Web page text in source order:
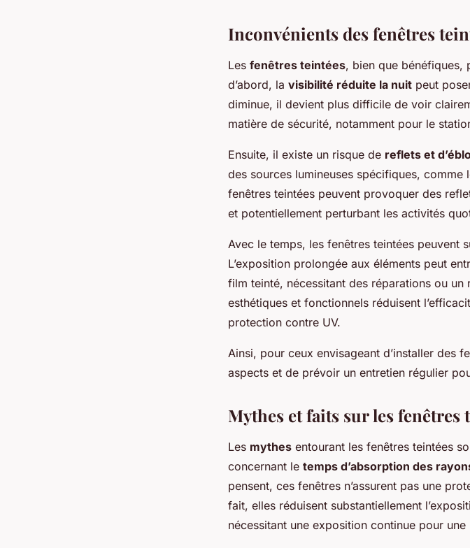
Inconvénients des fenêtres
Les fenêtres teintées, bien que bénéfiques,
d’abord, la visibilité réduite la nuit peut
diminue, il devient plus difficile de voir
matière de sécurité, notamment pour le
Ensuite, il existe un risque de reflets et
des sources lumineuses spécifiques,
fenêtres teintées peuvent provoquer des
et potentiellement perturbant les activités
Avec le temps, les fenêtres teintées peuvent
L’exposition prolongée aux éléments peut
film teinté, nécessitant des réparations ou
esthétiques et fonctionnels réduisent
protection contre UV.
Ainsi, pour ceux envisageant d’installer des
aspects et de prévoir un entretien régulier
Mythes et faits sur les fenêtres
Les mythes entourant les fenêtres teintées
concernant le temps d’absorption des
pensent, ces fenêtres n’assurent pas une
fait, elles réduisent substantiellement
nécessitant une exposition continue pour